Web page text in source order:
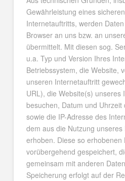
Gewährleistung eines
Internetauftritts, werden
Browser an uns bzw. an
übermittelt. Mit diesen sog.
u.a. Typ und Version Ihres
Betriebssystem, die Website,
unseren Internetauftritt
URL), die Website(s) unseres
besuchen, Datum und Uhrzeit
sowie die IP-Adresse des
dem aus die Nutzung
erhoben. Diese so erhobenen
vorübergehend gespeichert,
gemeinsam mit anderen
Speicherung erfolgt auf der